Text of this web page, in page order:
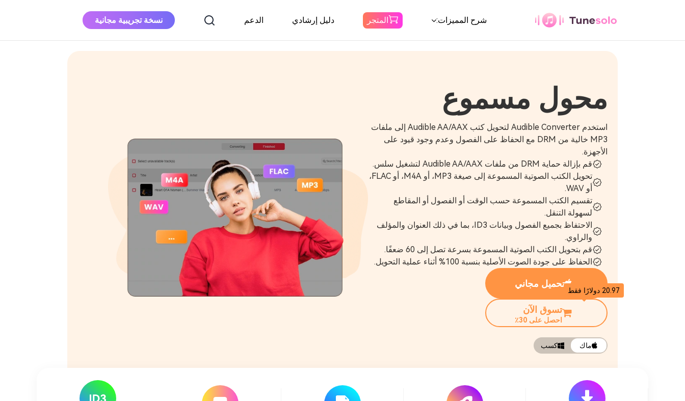
شرح المميزات:
يوتيوب ميوزيك
كونفيرتر
أمازون محول
الموسيقى
Deezer
محول الموسيقى
باندورا
تحميل موسيقى باندورا إلى MP3
المتجر دليل إرشادي الدعم نسخة تجريبية مجانية
محول مسموع
استخدم Audible Converter لتحويل كتب Audible AA/AAX إلى ملفات
MP3 خالية من DRM مع الحفاظ على الفصول وعدم وجود قيود على
الأجهزة.
قم بإزالة حماية DRM من ملفات Audible AA/AAX لتشغيل سلس.
تحويل الكتب الصوتية المسموعة إلى صيغة MP3، أو M4A، أو FLAC،
أو WAV.
تقسيم الكتب المسموعة حسب الوقت أو الفصول أو المقاطع
لسهولة التنقل.
الاحتفاظ بجميع الفصول وبيانات ID3، بما في ذلك العنوان والمؤلف
والراوي.
قم بتحويل الكتب الصوتية المسموعة بسرعة تصل إلى 60 ضعفًا.
الحفاظ على جودة الصوت الأصلية بنسبة 100% أثناء عملية التحويل.
تحميل مجاني
تسوق الآن
احصل على 30٪
20.97 دولارًا فقط
ماك كسب